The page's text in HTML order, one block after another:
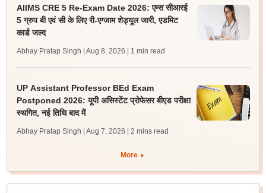
AIIMS CRE 5 Re-Exam Date 2026: एम्स सीआरई
5 ग्रुप बी एवं सी के लिए री-एग्जाम शेड्यूल जारी, एडमिट
कार्ड जल्द
Abhay Pratap Singh | Aug 8, 2026 | 1 min read
UP Assistant Professor BEd Exam
Postponed 2026: यूपी असिस्टेंट प्रोफेसर बीएड परीक्षा
स्थगित, नई तिथि बाद में
Abhay Pratap Singh | Aug 7, 2026 | 2 mins read
More